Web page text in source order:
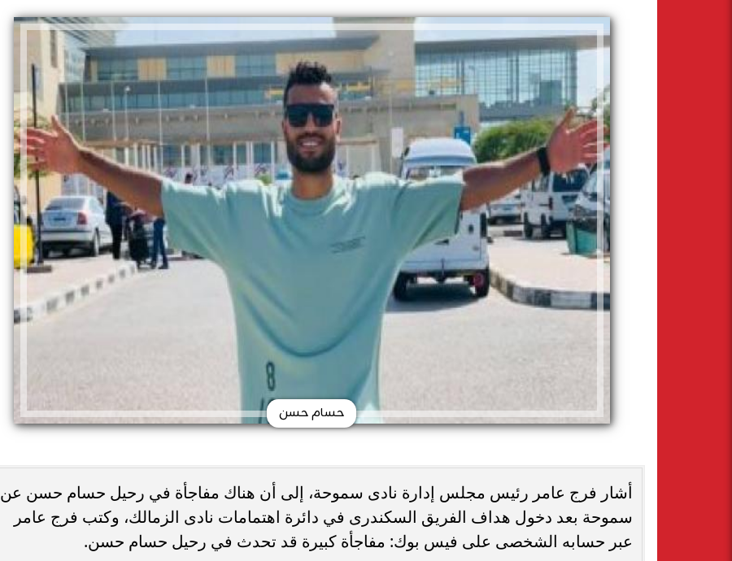
حسام حسن
أشار فرج عامر رئيس مجلس إدارة نادى سموحة، إلى أن هناك مفاجأة في رحيل حسام حسن عن
سموحة بعد دخول هداف الفريق السكندرى في دائرة اهتمامات نادى الزمالك، وكتب فرج عامر
عبر حسابه الشخصى على فيس بوك: مفاجأة كبيرة قد تحدث في رحيل حسام حسن.